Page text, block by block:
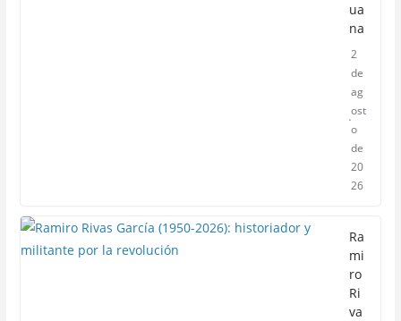
ua
na
2
de
ag
ost
o
de
20
26
Ra
mi
ro
Ri
va